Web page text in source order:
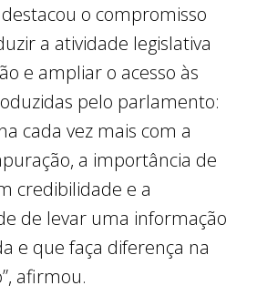
o compromisso
a atividade legislativa
e ampliar o acesso às
pelo parlamento:
cada vez mais com a
a importância de
credibilidade e a
de levar uma informação
e que faça diferença na
afirmou.